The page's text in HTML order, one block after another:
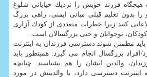
فرزند خویش را نزدیك خیابانی شلوغ
را بدون تعلیم قبلی مبانی ایمنی، راهی بزرگ
كنید زیرا خطرات متعددی از كودك آزاری
كودكان، نوجوانان و حتی بزرگسالان است.
مطمئن شوند دسترسی فرزندان به اینترنت
بزرگسال انجام می گیرد. همینطور باید
والدین ایشان را هم بشناسند. چنانچه
دسترسی دارد، با والدینش در مورد